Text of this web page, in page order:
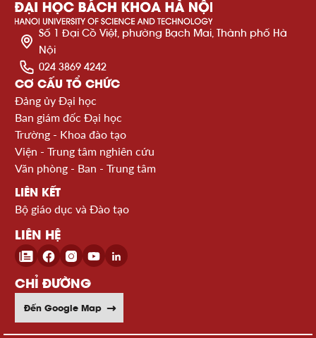
Số 1 Đại Cồ Việt, phường Bạch Mai, Thành phố Hà
Nội
024 3869 4242
CƠ CẤU TỔ CHỨC
Đảng ủy Đại học
Ban giám đốc Đại học
Trường - Khoa đào tạo
Viện - Trung tâm nghiên cứu
Văn phòng - Ban - Trung tâm
LIÊN KẾT
Bộ giáo dục và Đào tạo
LIÊN HỆ
CHỈ ĐƯỜNG
Đến Google Map